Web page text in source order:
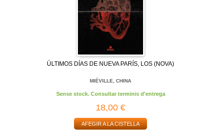
ÚLTIMOS DÍAS DE NUEVA PARÍS, LOS (NOVA)
MIÉVILLE, CHINA
Sense stock. Consultar terminis d'entrega
18,00 €
AFEGIR A LA CISTELLA